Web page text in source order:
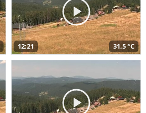
12:21 31,5 °C